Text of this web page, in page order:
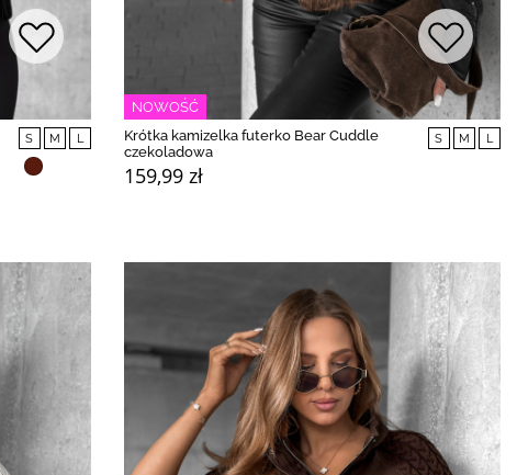
S M L
NOWOŚĆ
Krótka kamizelka futerko Bear Cuddle
czekoladowa
159,99 zł
S M L